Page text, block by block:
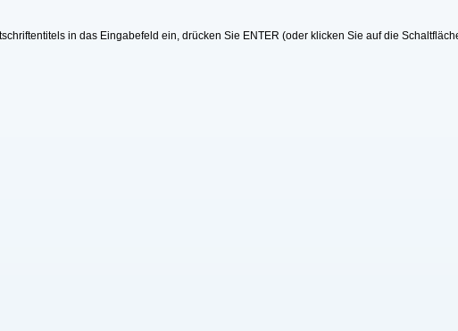
in das Eingabefeld ein, drücken Sie ENTER (oder klicken Sie auf die